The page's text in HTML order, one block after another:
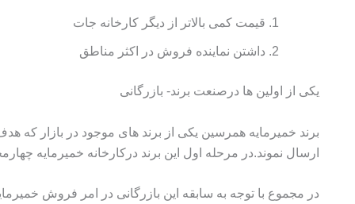
قیمت کمی بالاتر از دیگر کارخانه جات
داشتن نماینده فروش در اکثر مناطق
یکی از اولین ها درصنعت برند- بازرگانی
ارسال نموند.در مرحله اول این برند درکارخانه خمیرمایه
در مجموع با توجه به سابقه این بازرگانی در امر فروش